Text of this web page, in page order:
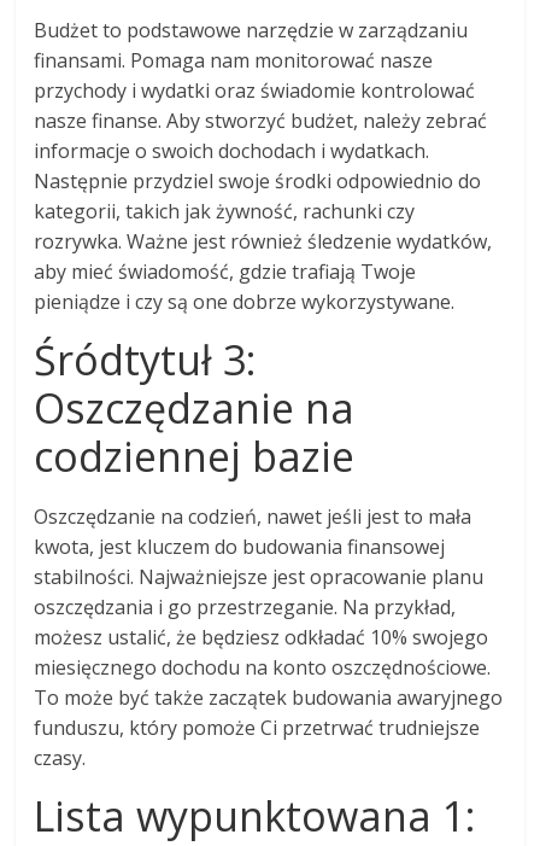
Budżet to podstawowe narzędzie w zarządzaniu
finansami. Pomaga nam monitorować nasze
przychody i wydatki oraz świadomie kontrolować
nasze finanse. Aby stworzyć budżet, należy zebrać
informacje o swoich dochodach i wydatkach.
Następnie przydziel swoje środki odpowiednio do
kategorii, takich jak żywność, rachunki czy
rozrywka. Ważne jest również śledzenie wydatków,
aby mieć świadomość, gdzie trafiają Twoje
pieniądze i czy są one dobrze wykorzystywane.
Śródtytuł 3:
Oszczędzanie na
codziennej bazie
Oszczędzanie na codzień, nawet jeśli jest to mała
kwota, jest kluczem do budowania finansowej
stabilności. Najważniejsze jest opracowanie planu
oszczędzania i go przestrzeganie. Na przykład,
możesz ustalić, że będziesz odkładać 10% swojego
miesięcznego dochodu na konto oszczędnościowe.
To może być także zaczątek budowania awaryjnego
funduszu, który pomoże Ci przetrwać trudniejsze
czasy.
Lista wypunktowana 1: